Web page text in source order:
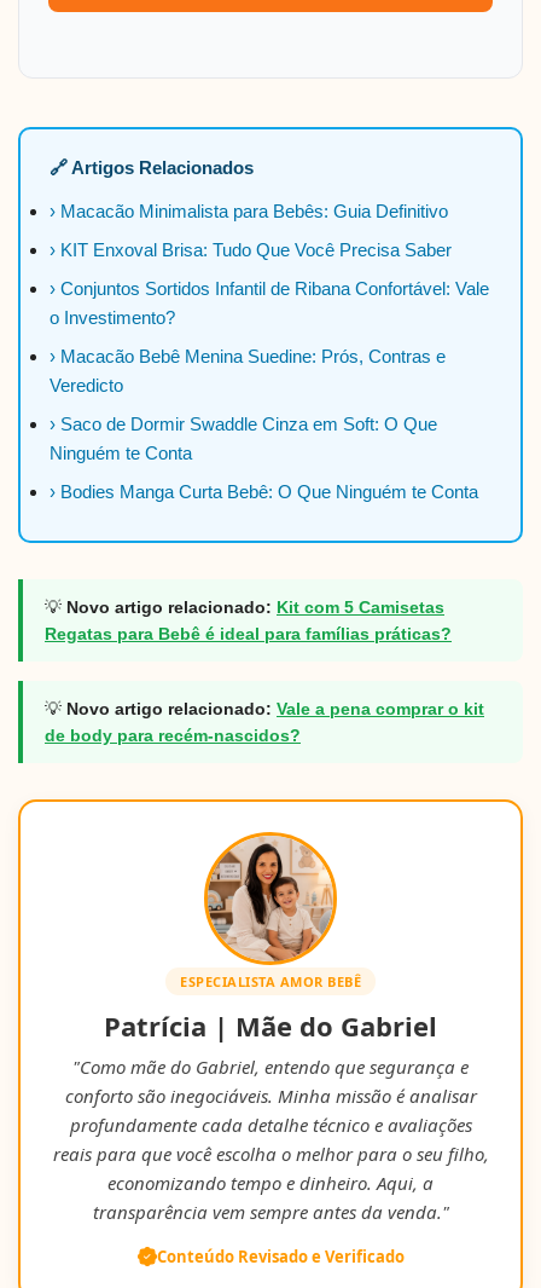
🔗 Artigos Relacionados
› Macacão Minimalista para Bebês: Guia Definitivo
› KIT Enxoval Brisa: Tudo Que Você Precisa Saber
› Conjuntos Sortidos Infantil de Ribana Confortável: Vale
o Investimento?
› Macacão Bebê Menina Suedine: Prós, Contras e
Veredicto
› Saco de Dormir Swaddle Cinza em Soft: O Que
Ninguém te Conta
› Bodies Manga Curta Bebê: O Que Ninguém te Conta
💡 Novo artigo relacionado: Kit com 5 Camisetas
Regatas para Bebê é ideal para famílias práticas?
💡 Novo artigo relacionado: Vale a pena comprar o kit
de body para recém-nascidos?
ESPECIALISTA AMOR BEBÊ
Patrícia | Mãe do Gabriel
"Como mãe do Gabriel, entendo que segurança e
conforto são inegociáveis. Minha missão é analisar
profundamente cada detalhe técnico e avaliações
reais para que você escolha o melhor para o seu filho,
economizando tempo e dinheiro. Aqui, a
transparência vem sempre antes da venda."
Conteúdo Revisado e Verificado